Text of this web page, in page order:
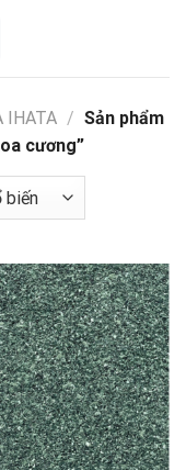
IHATA / Sản phẩm
cương”